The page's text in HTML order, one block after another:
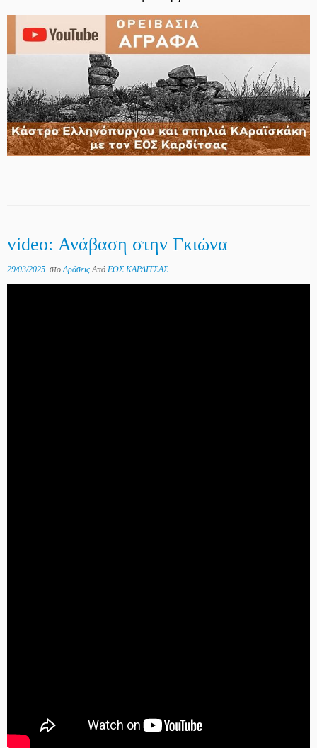
video: Ανάβαση στην Γκιώνα
29/03/2025 στο Δράσεις Από ΕΟΣ ΚΑΡΔΙΤΣΑΣ